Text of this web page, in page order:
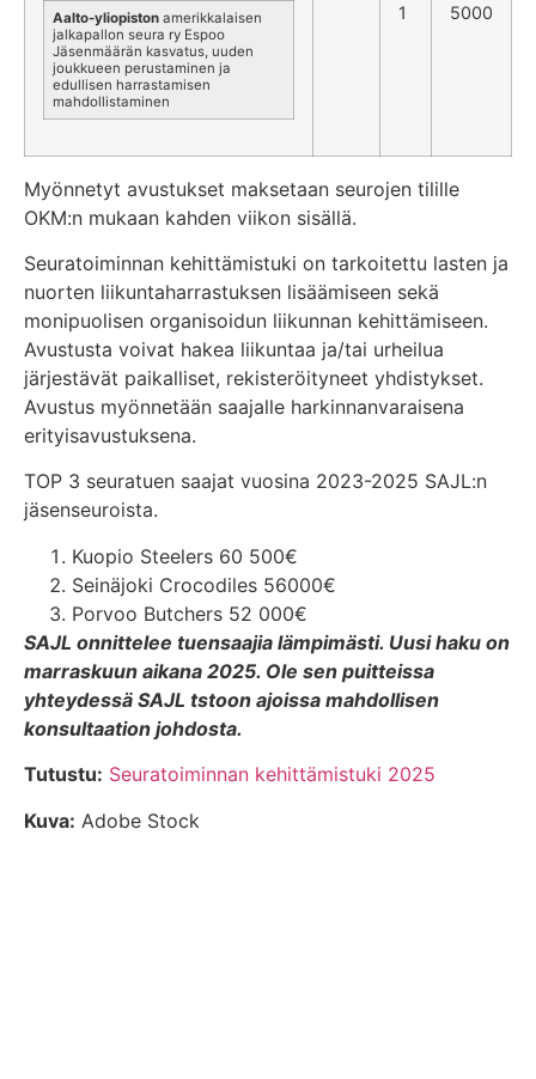
Aalto-yliopiston amerikkalaisen
jalkapallon seura ry Espoo
Jäsenmäärän kasvatus, uuden
joukkueen perustaminen ja
edullisen harrastamisen
mahdollistaminen
1 5000
Myönnetyt avustukset maksetaan seurojen tilille
OKM:n mukaan kahden viikon sisällä.
Seuratoiminnan kehittämistuki on tarkoitettu lasten ja
nuorten liikuntaharrastuksen lisäämiseen sekä
monipuolisen organisoidun liikunnan kehittämiseen.
Avustusta voivat hakea liikuntaa ja/tai urheilua
järjestävät paikalliset, rekisteröityneet yhdistykset.
Avustus myönnetään saajalle harkinnanvaraisena
erityisavustuksena.
TOP 3 seuratuen saajat vuosina 2023-2025 SAJL:n
jäsenseuroista.
Kuopio Steelers 60 500€
Seinäjoki Crocodiles 56000€
Porvoo Butchers 52 000€
SAJL onnittelee tuensaajia lämpimästi. Uusi haku on
marraskuun aikana 2025. Ole sen puitteissa
yhteydessä SAJL tstoon ajoissa mahdollisen
konsultaation johdosta.
Tutustu: Seuratoiminnan kehittämistuki 2025
Kuva: Adobe Stock